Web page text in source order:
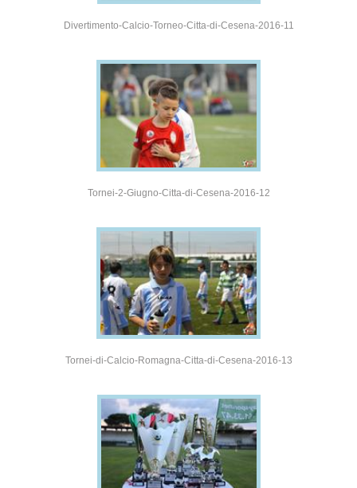
Divertimento-Calcio-Torneo-Citta-di-Cesena-2016-11
Tornei-2-Giugno-Citta-di-Cesena-2016-12
Tornei-di-Calcio-Romagna-Citta-di-Cesena-2016-13